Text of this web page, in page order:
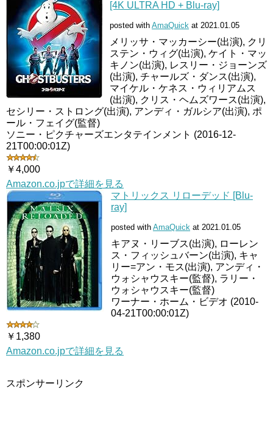
[4K ULTRA HD + Blu-ray]
posted with AmaQuick at 2021.01.05
メリッサ・マッカーシー(出演), クリ
ステン・ウィグ(出演), ケイト・マッ
キノン(出演), レスリー・ジョーンズ
(出演), チャールズ・ダンス(出演),
マイケル・ケネス・ウィリアムス
(出演), クリス・ヘムズワース(出演),
セシリー・ストロング(出演), アンディ・ガルシア(出演), ポ
ール・フェイグ(監督)
ソニー・ピクチャーズエンタテインメント (2016-12-
21T00:00:01Z)
￥4,000
Amazon.co.jpで詳細を見る
マトリックス リローデッド [Blu-
ray]
posted with AmaQuick at 2021.01.05
キアヌ・リーブス(出演), ローレン
ス・フィッシュバーン(出演), キャ
リー=アン・モス(出演), アンディ・
ウォシャウスキー(監督), ラリー・
ウォシャウスキー(監督)
ワーナー・ホーム・ビデオ (2010-
04-21T00:00:01Z)
￥1,380
Amazon.co.jpで詳細を見る
スポンサーリンク